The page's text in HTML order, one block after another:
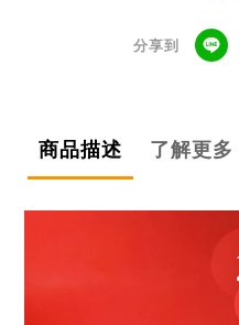
分享到
商品描述 了解更多